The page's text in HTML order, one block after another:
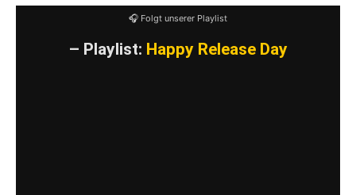
YouTube-Inhalte immer entsperren
🎧 Folgt unserer Playlist
– Playlist: Happy Release Day